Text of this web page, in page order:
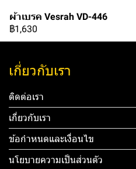
ผ้าเบรค Vesrah VD-446
฿1,630
เกี่ยวกับเรา
ติดต่อเรา
เกี่ยวกับเรา
ข้อกำหนดและเงื่อนไข
นโยบายความเป็นส่วนตัว